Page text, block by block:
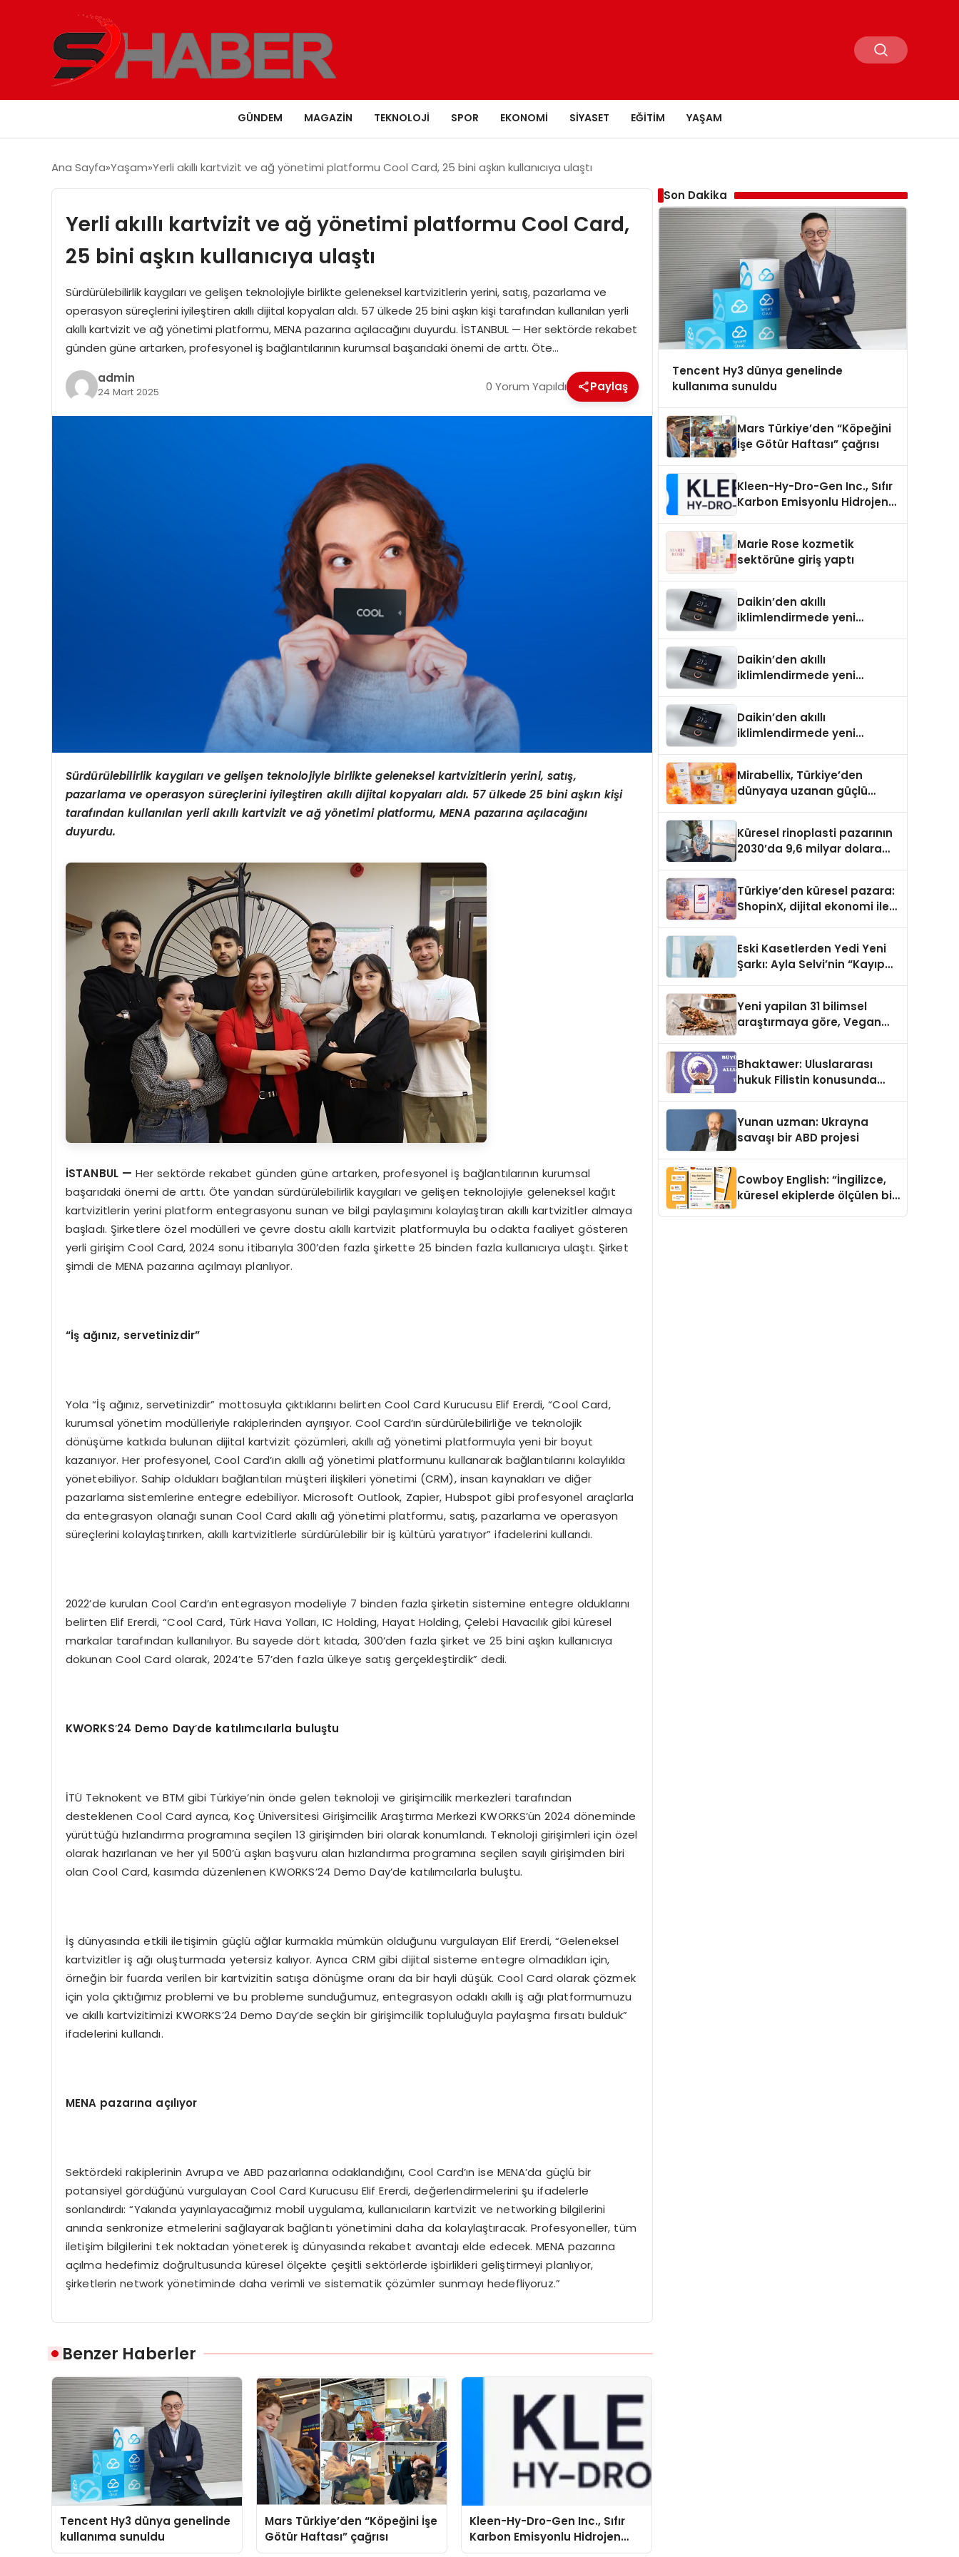
GÜNDEM MAGAZIN TEKNOLOJI SPOR EKONOMI SIYASET EĞITIM YAŞAM
Ana Sayfa Yaşam Yerli akıllı kartvizit ve ağ yönetimi platformu Cool Card, 25 bini aşkın kullanıcıya ulaştı
Yerli akıllı kartvizit ve ağ yönetimi platformu Cool Card,
25 bini aşkın kullanıcıya ulaştı
Sürdürülebilirlik kaygıları ve gelişen teknolojiyle birlikte geleneksel kartvizitlerin yerini, satış, pazarlama ve
operasyon süreçlerini iyileştiren akıllı dijital kopyaları aldı. 57 ülkede 25 bini aşkın kişi tarafından kullanılan yerli
akıllı kartvizit ve ağ yönetimi platformu, MENA pazarına açılacağını duyurdu. İSTANBUL — Her sektörde rekabet
günden güne artarken, profesyonel iş bağlantılarının kurumsal başarıdaki önemi de arttı. Öte…
admin
24 Mart 2025 0 Yorum Yapıldı Paylaş
Sürdürülebilirlik kaygıları ve gelişen teknolojiyle birlikte geleneksel kartvizitlerin yerini, satış,
pazarlama ve operasyon süreçlerini iyileştiren akıllı dijital kopyaları aldı. 57ülkede 25 bini aşkın kişi
tarafından kullanılan yerli akıllı kartvizit ve ağ yönetimi platformu, MENA pazarına açılacağını
duyurdu.
İSTANBUL — Her sektörde rekabet günden güne artarken, profesyonel iş bağlantılarının kurumsal
başarıdaki önemi de arttı. Öte yandan sürdürülebilirlik kaygıları ve gelişen teknolojiyle geleneksel kağıt
kartvizitlerin yerini platform entegrasyonu sunan ve bilgi paylaşımını kolaylaştıran akıllı kartvizitler almaya
başladı. Şirketlere özel modülleri ve çevre dostu akıllı kartvizit platformuyla bu odakta faaliyet gösteren
yerli girişim Cool Card, 2024 sonu itibarıyla 300’den fazla şirkette 25 binden fazla kullanıcıya ulaştı. Şirket
şimdi de MENA pazarına açılmayı planlıyor.
“İş ağınız, servetinizdir”
Yola “İş ağınız, servetinizdir” mottosuyla çıktıklarını belirten Cool Card Kurucusu Elif Ererdi, “Cool Card,
kurumsal yönetim modülleriyle rakiplerinden ayrışıyor. Cool Card’ın sürdürülebilirliğe ve teknolojik
dönüşüme katkıda bulunan dijital kartvizit çözümleri, akıllı ağ yönetimi platformuyla yeni bir boyut
kazanıyor. Her profesyonel, Cool Card’ın akıllı ağ yönetimi platformunu kullanarak bağlantılarını kolaylıkla
yönetebiliyor. Sahip oldukları bağlantıları müşteri ilişkileri yönetimi (CRM), insan kaynakları ve diğer
pazarlama sistemlerine entegre edebiliyor. Microsoft Outlook, Zapier, Hubspot gibi profesyonel araçlarla
da entegrasyon olanağı sunan Cool Card akıllı ağ yönetimi platformu, satış, pazarlama ve operasyon
süreçlerini kolaylaştırırken, akıllı kartvizitlerle sürdürülebilir bir iş kültürü yaratıyor” ifadelerini kullandı.
2022’de kurulan Cool Card’ın entegrasyon modeliyle 7 binden fazla şirketin sistemine entegre olduklarını
belirten Elif Ererdi, “Cool Card, Türk Hava Yolları, IC Holding, Hayat Holding, Çelebi Havacılık gibi küresel
markalar tarafından kullanılıyor. Bu sayede dört kıtada, 300’den fazla şirket ve 25 bini aşkın kullanıcıya
dokunan Cool Card olarak, 2024’te 57’den fazla ülkeye satış gerçekleştirdik” dedi.
KWORKS’24 Demo Day’de katılımcılarla buluştu
İTÜ Teknokent ve BTM gibi Türkiye’nin önde gelen teknoloji ve girişimcilik merkezleri tarafından
desteklenen Cool Card ayrıca, Koç Üniversitesi Girişimcilik Araştırma Merkezi KWORKS’ün 2024 döneminde
yürüttüğü hızlandırma programına seçilen 13 girişimden biri olarak konumlandı. Teknoloji girişimleri için özel
olarak hazırlanan ve her yıl 500’ü aşkın başvuru alan hızlandırma programına seçilen sayılı girişimden biri
olan Cool Card, kasımda düzenlenen KWORKS’24 Demo Day’de katılımcılarla buluştu.
İş dünyasında etkili iletişimin güçlü ağlar kurmakla mümkün olduğunu vurgulayan Elif Ererdi, “Geleneksel
kartvizitler iş ağı oluşturmada yetersiz kalıyor. Ayrıca CRM gibi dijital sisteme entegre olmadıkları için,
örneğin bir fuarda verilen bir kartvizitin satışa dönüşme oranı da bir hayli düşük. Cool Card olarak çözmek
için yola çıktığımız problemi ve bu probleme sunduğumuz, entegrasyon odaklı akıllı iş ağı platformumuzu
ve akıllı kartvizitimizi KWORKS’24 Demo Day’de seçkin bir girişimcilik topluluğuyla paylaşma fırsatı bulduk”
ifadelerini kullandı.
MENA pazarına açılıyor
Sektördeki rakiplerinin Avrupa ve ABD pazarlarına odaklandığını, Cool Card’ın ise MENA’da güçlü bir
potansiyel gördüğünü vurgulayan Cool Card Kurucusu Elif Ererdi, değerlendirmelerini şu ifadelerle
sonlandırdı: “Yakında yayınlayacağımız mobil uygulama, kullanıcıların kartvizit ve networking bilgilerini
anında senkronize etmelerini sağlayarak bağlantı yönetimini daha da kolaylaştıracak. Profesyoneller, tüm
iletişim bilgilerini tek noktadan yöneterek iş dünyasında rekabet avantajı elde edecek. MENA pazarına
açılma hedefimiz doğrultusunda küresel ölçekte çeşitli sektörlerde işbirlikleri geliştirmeyi planlıyor,
şirketlerin network yönetiminde daha verimli ve sistematik çözümler sunmayı hedefliyoruz.”
Benzer Haberler
Tencent Hy3 dünya genelinde
kullanıma sunuldu
Mars Türkiye’den “Köpeğini İşe
Götür Haftası” çağrısı
Kleen-Hy-Dro-Gen Inc., Sıfır
Karbon Emisyonlu Hidrojen
Isıtma Teknolojisinde ISO ve
Son Dakika
Tencent Hy3 dünya genelinde
kullanıma sunuldu
Mars Türkiye’den “Köpeğini
İşe Götür Haftası” çağrısı
Kleen-Hy-Dro-Gen Inc., Sıfır
Karbon Emisyonlu Hidrojen
Aldı
Marie Rose kozmetik
sektörüne giriş yaptı
Daikin’den akıllı
iklimlendirmede yeni
Daikin’den akıllı
iklimlendirmede yeni
Daikin’den akıllı
iklimlendirmede yeni
Mirabellix, Türkiye’den
dünyaya uzanan güçlü
Küresel rinoplasti pazarının
2030’da 9,6 milyar dolara
Türkiye’den küresel pazara:
ShopinX, dijital ekonomi ile
Eski Kasetlerden Yedi Yeni
Şarkı: Ayla Selvi’nin “Kayıp
Yeni yapilan 31 bilimsel
araştırmaya göre, Vegan
Sindirildiğini Ortaya Koydu
Bhaktawer: Uluslararası
hukuk Filistin konusunda
Yunan uzman: Ukrayna
savaşı bir ABD projesi
Cowboy English: “İngilizce,
küresel ekiplerde ölçülen bir